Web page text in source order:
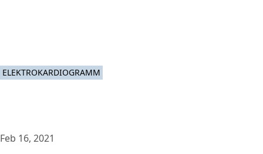
ELEKTROKARDIOGRAMM
Feb 16, 2021